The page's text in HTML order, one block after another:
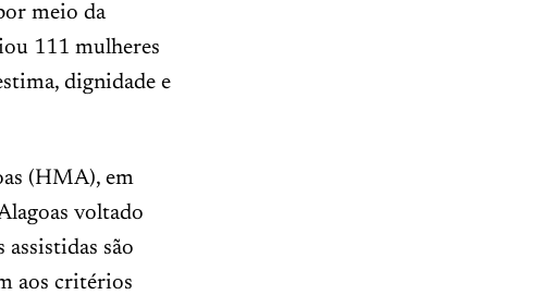
meio da
111 mulheres
dignidade e
(HMA), em
voltado
são
aos critérios